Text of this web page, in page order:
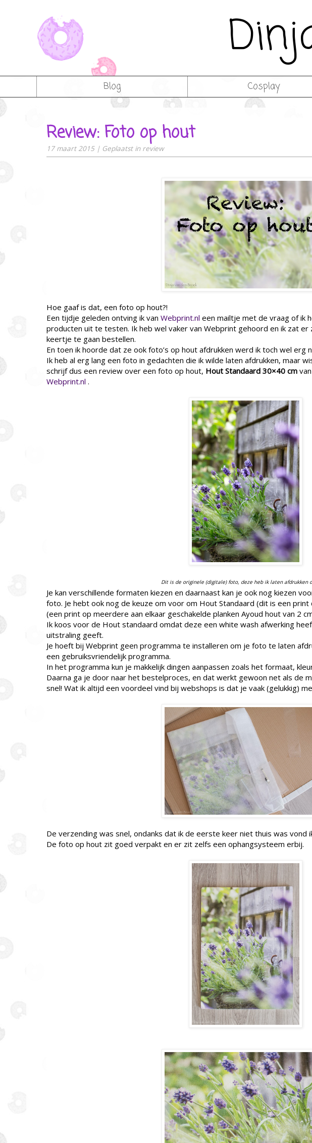
Blog Cosplay
Review: Foto op hout
17 maart 2015 | Geplaatst in review
Hoe gaaf is dat, een foto op hout?!
Een tijdje geleden ontving ik van Webprint.nl een mailtje met de vraag of ik
producten uit te testen. Ik heb wel vaker van Webprint gehoord en ik zat er
keertje te gaan bestellen.
En toen ik hoorde dat ze ook foto’s op hout afdrukken werd ik toch wel erg
Ik heb al erg lang een foto in gedachten die ik wilde laten afdrukken, maar
schrijf dus een review over een foto op hout, Hout Standaard 30×40 cm
Webprint.nl .
Dit is de originele (digitale) foto, deze heb ik laten afdrukken
Je kan verschillende formaten kiezen en daarnaast kan je ook nog kiezen
foto. Je hebt ook nog de keuze om voor om Hout Standaard (dit is een
(een print op meerdere aan elkaar geschakelde planken Ayoud hout van 2
Ik koos voor de Hout standaard omdat deze een white wash afwerking
uitstraling geeft.
Je hoeft bij Webprint geen programma te installeren om je foto te laten
een gebruiksvriendelijk programma.
In het programma kun je makkelijk dingen aanpassen zoals het formaat,
Daarna ga je door naar het bestelproces, en dat werkt gewoon net als de
snel! Wat ik altijd een voordeel vind bij webshops is dat je vaak (gelukkig)
De verzending was snel, ondanks dat ik de eerste keer niet thuis was vond
De foto op hout zit goed verpakt en er zit zelfs een ophangsysteem erbij.